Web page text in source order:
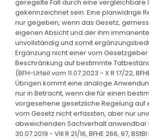
geregelte Fall durch eine vergleichbare
gekennzeichnet sein. Eine planwidrige
nur gegeben, wenn das Gesetz,
eigenen Absicht und der ihm
unvollständig und somit
Ergänzung nicht einer vom
Beschränkung auf bestimmte
(BFH-Urteil vom 11.07.2023 - X R 17/22,
Übrigen kommt eine analoge
nur in Betracht, wenn die für einen
vorgesehene gesetzliche Regelung auf
vom Gesetz nicht erfassten, aber nur
abweichenden Sachverhalt anwendbar
30.07.2019 - VIII R 21/16, BFHE 266, 97, BStBl